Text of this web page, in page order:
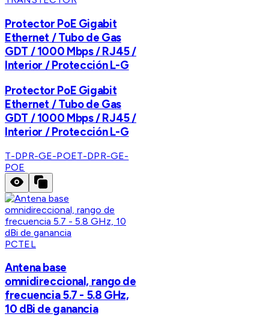
Protector PoE Gigabit
Ethernet / Tubo de Gas
GDT / 1000 Mbps / RJ45 /
Interior / Protección L-G
Protector PoE Gigabit
Ethernet / Tubo de Gas
GDT / 1000 Mbps / RJ45 /
Interior / Protección L-G
T-DPR-GE-POET-DPR-GE-
POE
PCTEL
Antena base
omnidireccional, rango de
frecuencia 5.7 - 5.8 GHz,
10 dBi de ganancia